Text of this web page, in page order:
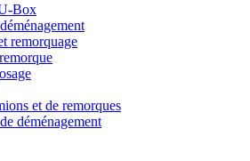
Box
remorquage
et de remorques
déménagement